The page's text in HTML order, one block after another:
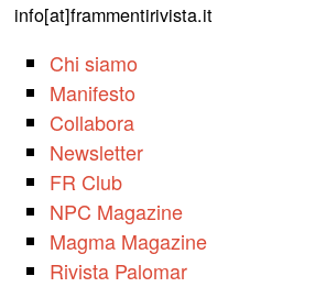
info[at]frammentirivista.it
Chi siamo
Manifesto
Collabora
Newsletter
FR Club
NPC Magazine
Magma Magazine
Rivista Palomar